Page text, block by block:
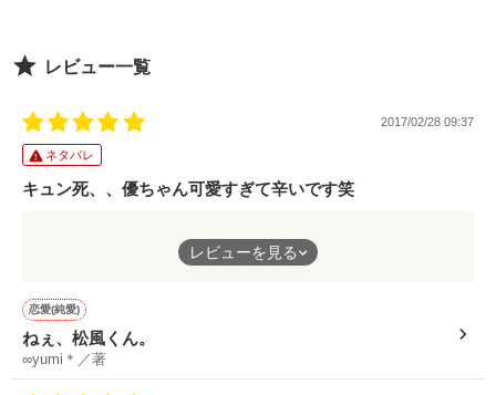
＊ 吉永 優様 より 願い色ラプソディ
＊ ☆*ココロ様 より 運命に光が指すには
ーーーーもう迷わないから。
ーーーーーーーーーーーーーーーーーーーー
いつか、この世界が終わってしまっても。
結城美優-ﾕｳｷﾐﾕｰ
水沢尚央ｰﾐｽﾞｻﾜﾅｵｰ
4人の恋の行方は…？
３作目となりますが、誤字脱字あるかもしれません！
レビュー一覧
2017/02/28 09:37
ネタバレ
キュン死、、優ちゃん可愛すぎて辛いです笑
最初、松風くんがごめんって言った瞬間軽く怒りを覚えましたー
胸キュンがとまりませえええええええええええん！！！！！！
そして優ちゃん可愛すぎました。
レビューを見る
恋愛(純愛)
ねぇ、松風くん。
∞yumi＊／著